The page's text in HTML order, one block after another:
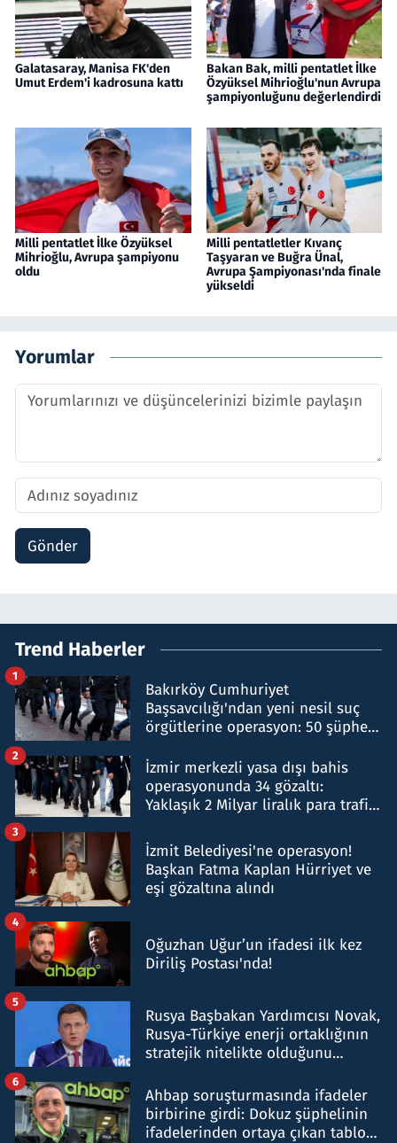
Galatasaray, Manisa FK'den
Umut Erdem'i kadrosuna kattı
Bakan Bak, milli pentatlet İlke
Özyüksel Mihrioğlu'nun Avrupa
şampiyonluğunu değerlendirdi
Milli pentatlet İlke Özyüksel
Mihrioğlu, Avrupa şampiyonu
oldu
Milli pentatletler Kıvanç
Taşyaran ve Buğra Ünal,
Avrupa Şampiyonası'nda finale
yükseldi
Yorumlar
Gönder
Trend Haberler
Bakırköy Cumhuriyet
Başsavcılığı'ndan yeni nesil suç
örgütlerine operasyon: 50 şüpheli
1
İzmir merkezli yasa dışı bahis
operasyonunda 34 gözaltı:
Yaklaşık 2 Milyar liralık para trafiği
2
İzmit Belediyesi'ne operasyon!
Başkan Fatma Kaplan Hürriyet ve
eşi gözaltına alındı
3
Oğuzhan Uğur’un ifadesi ilk kez
Diriliş Postası'nda!
4
Rusya Başbakan Yardımcısı Novak,
Rusya-Türkiye enerji ortaklığının
stratejik nitelikte olduğunu
5
Ahbap soruşturmasında ifadeler
birbirine girdi: Dokuz şüphelinin
ifadelerinden ortaya çıkan tablo
6